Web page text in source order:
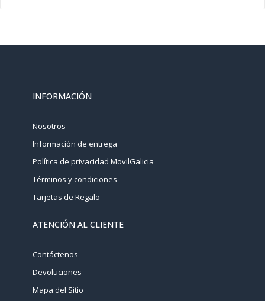
INFORMACIÓN
Nosotros
Información de entrega
Política de privacidad MovilGalicia
Términos y condiciones
Tarjetas de Regalo
ATENCIÓN AL CLIENTE
Contáctenos
Devoluciones
Mapa del Sitio